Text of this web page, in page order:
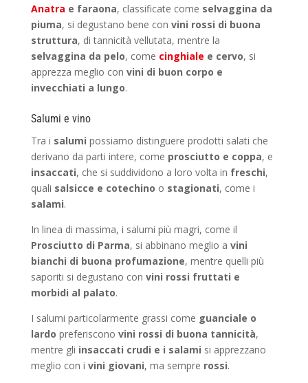
Anatra e faraona, classificate come selvaggina da
piuma, si degustano bene con vini rossi di buona
struttura, di tannicità vellutata, mentre la
selvaggina da pelo, come cinghiale e cervo, si
apprezza meglio con vini di buon corpo e
invecchiati a lungo.
Salumi e vino
Tra i salumi possiamo distinguere prodotti salati che
derivano da parti intere, come prosciutto e coppa, e
insaccati, che si suddividono a loro volta in freschi,
quali salsicce e cotechino o stagionati, come i
salami.
In linea di massima, i salumi più magri, come il
Prosciutto di Parma, si abbinano meglio a vini
bianchi di buona profumazione, mentre quelli più
saporiti si degustano con vini rossi fruttati e
morbidi al palato.
I salumi particolarmente grassi come guanciale o
lardo preferiscono vini rossi di buona tannicità,
mentre gli insaccati crudi e i salami si apprezzano
meglio con i vini giovani, ma sempre rossi.